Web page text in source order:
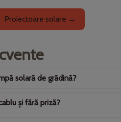
Proiectoare solare →
solară de grădină?
și fără priză?